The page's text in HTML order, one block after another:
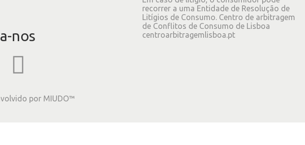
nos
recorrer a uma Entidade de Resolução de
Litígios de Consumo. Centro de arbitragem
de Conflitos de Consumo de Lisboa
centroarbitragemlisboa.pt
por MIUDO™